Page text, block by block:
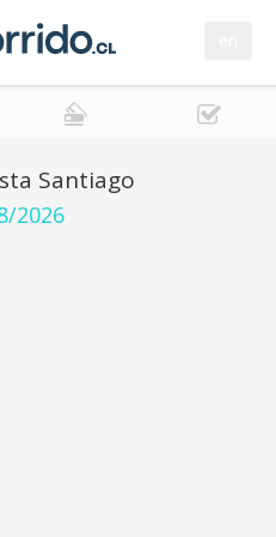
Santiago
2026